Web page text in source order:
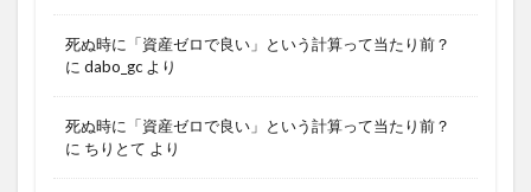
死ぬ時に「資産ゼロで良い」という計算って当たり前？
に dabo_gc より
死ぬ時に「資産ゼロで良い」という計算って当たり前？
に ちりとて より